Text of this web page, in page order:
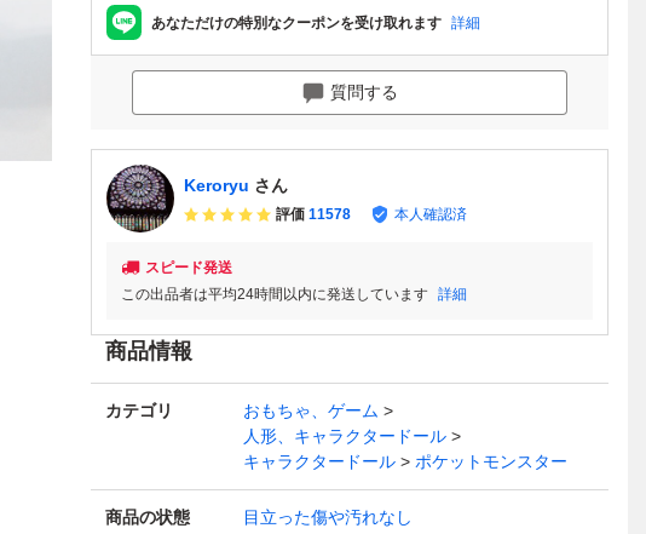
あなただけの特別なクーポンを受け取れます 詳細
質問する
Keroryu さん
評価 11578 本人確認済
スピード発送
この出品者は平均24時間以内に発送しています 詳細
商品情報
カテゴリ
おもちゃ、ゲーム
人形、キャラクタードール
キャラクタードール
ポケットモンスター
商品の状態 目立った傷や汚れなし